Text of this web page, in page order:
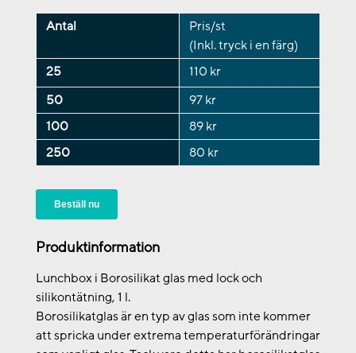
Antal
Pris/st
(Inkl. tryck i en färg)
25
110 kr
50
97 kr
100
89 kr
250
80 kr
Beställ nu
Produktinformation
Lunchbox i Borosilikat glas med lock och
silikontätning, 1 l.
Borosilikatglas är en typ av glas som inte kommer
att spricka under extrema temperaturförändringar